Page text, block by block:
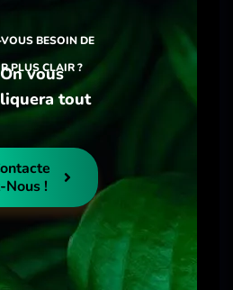
BESOIN DE
PLUS CLAIR ?
On vous
tout
Nous !